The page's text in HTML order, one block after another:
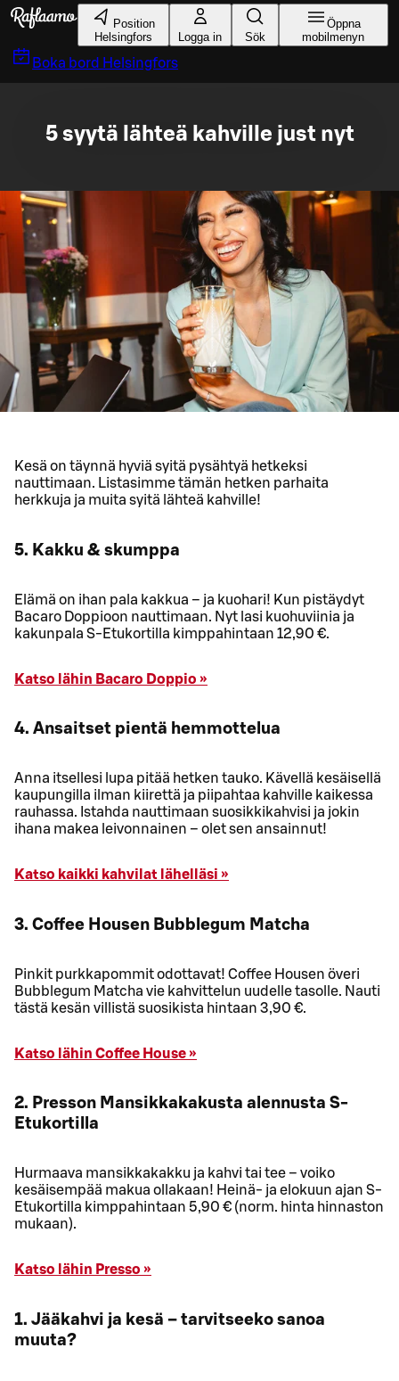
Gå till huvudinnehållet
Position
Helsingfors
Logga in Sök
Öppna
mobilmenyn
Boka bord Helsingfors
5 syytä lähteä kahville just nyt
Kesä on täynnä hyviä syitä pysähtyä hetkeksi
nauttimaan. Listasimme tämän hetken parhaita
herkkuja ja muita syitä lähteä kahville!
5. Kakku & skumppa
Elämä on ihan pala kakkua – ja kuohari! Kun pistäydyt
Bacaro Doppioon nauttimaan. Nyt lasi kuohuviinia ja
kakunpala S-Etukortilla kimppahintaan 12,90 €.
Katso lähin Bacaro Doppio »
4. Ansaitset pientä hemmottelua
Anna itsellesi lupa pitää hetken tauko. Kävellä kesäisellä
kaupungilla ilman kiirettä ja piipahtaa kahville kaikessa
rauhassa. Istahda nauttimaan suosikkikahvisi ja jokin
ihana makea leivonnainen – olet sen ansainnut!
Katso kaikki kahvilat lähelläsi »
3. Coffee Housen Bubblegum Matcha
Pinkit purkkapommit odottavat! Coffee Housen överi
Bubblegum Matcha vie kahvittelun uudelle tasolle. Nauti
tästä kesän villistä suosikista hintaan 3,90 €.
Katso lähin Coffee House »
2. Presson Mansikkakakusta alennusta S-
Etukortilla
Hurmaava mansikkakakku ja kahvi tai tee – voiko
kesäisempää makua ollakaan! Heinä- ja elokuun ajan S-
Etukortilla kimppahintaan 5,90 € (norm. hinta hinnaston
mukaan).
Katso lähin Presso »
1. Jääkahvi ja kesä – tarvitseeko sanoa
muuta?